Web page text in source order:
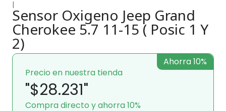
|
Sensor Oxigeno Jeep Grand
Cherokee 5.7 11-15 ( Posic 1 Y
2)
Precio en nuestra tienda
"$28.231"
Compra directo y ahorra 10%
Ahorra 10%